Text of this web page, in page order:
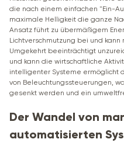
die nach einem einfachen "Ein-
maximale Helligkeit die ganze
Ansatz führt zu übermäßigem
Lichtverschmutzung bei und
Umgekehrt beeinträchtigt
und kann die wirtschaftliche
intelligenter Systeme ermöglicht
von Beleuchtungssteuerungen,
gesenkt werden und ein
Der Wandel von
automatisierten